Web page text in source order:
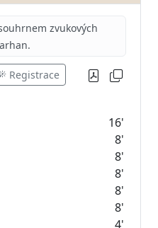
zvukových
Registrace
16'
8'
8'
8'
8'
8'
4'